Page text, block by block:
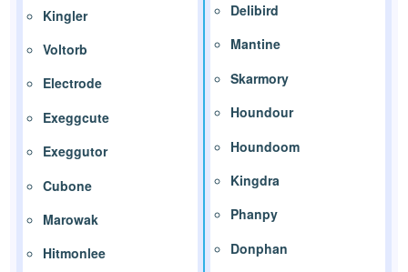
Kingler
Voltorb
Electrode
Exeggcute
Exeggutor
Cubone
Marowak
Hitmonlee
Delibird
Mantine
Skarmory
Houndour
Houndoom
Kingdra
Phanpy
Donphan